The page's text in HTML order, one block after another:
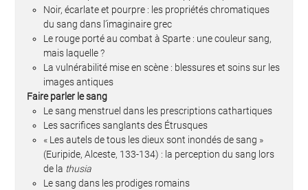
Noir, écarlate et pourpre : les propriétés chromatiques
du sang dans l’imaginaire grec
Le rouge porté au combat à Sparte : une couleur sang,
mais laquelle ?
La vulnérabilité mise en scène : blessures et soins sur les
images antiques
Faire parler le sang
Le sang menstruel dans les prescriptions cathartiques
Les sacrifices sanglants des Étrusques
« Les autels de tous les dieux sont inondés de sang »
(Euripide, Alceste, 133-134) : la perception du sang lors
de la thusia
Le sang dans les prodiges romains